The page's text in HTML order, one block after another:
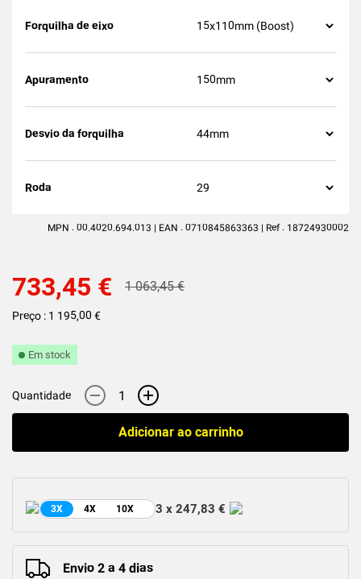
Forquilha de eixo
Apuramento
Desvio da forquilha
Roda
MPN : 00.4020.694.013 | EAN : 0710845863363 | Ref : 18724930002
733,45 € 1 063,45 €
Preço : 1 195,00 €
Em stock
Quantidade - +
Adicionar ao carrinho
3X 4X 10X 3 x 247,83 €
Envio 2 a 4 dias